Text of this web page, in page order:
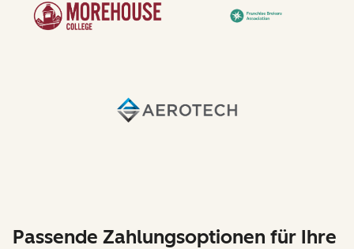
Passende Zahlungsoptionen für Ihre